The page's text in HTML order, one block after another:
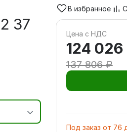
137 806
37
В избранное
Цена с НДС
124
137 806 ₽
Под заказ от 76